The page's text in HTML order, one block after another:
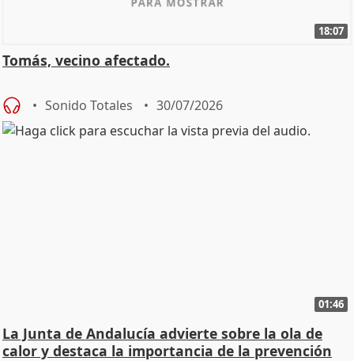
18:07
Tomás, vecino afectado.
Sonido Totales 30/07/2026
01:46
La Junta de Andalucía advierte sobre la ola de
calor y destaca la importancia de la prevención